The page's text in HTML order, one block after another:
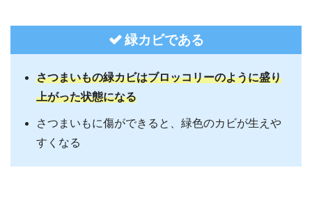
緑カビである
さつまいもの緑カビはブロッコリーのように盛り
上がった状態になる
さつまいもに傷ができると、緑色のカビが生えや
すくなる